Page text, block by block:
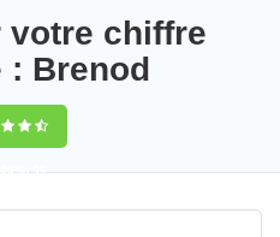
votre chiffre
: Brenod
59